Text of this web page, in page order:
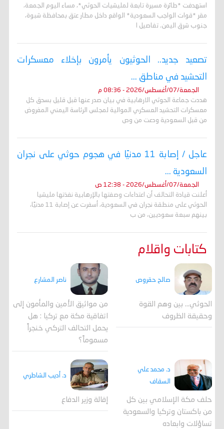
استهدفت *طائرة مسيرة تابعة لمليشيات الحوثي*، مساء اليوم الجمعة،
مقر *قوات الواجب السعودية* الواقع داخل مطار عتق بمحافظة شبوة،
جنوب شرق اليمن. تفاصيل ا
تصعيد جديد.. الحوثيون يأمرون بإخلاء معسكرات
التحشيد في مناطق ...
الجمعة/07/أغسطس/2026 - 08:36 م
هددت جماعة الحوثي الارهابية في بيان صدر عنها قبل قليل بسحق كل
معسكرات التحشيد العسكري الموالية لمجلس الرئاسة اليمني المفروض
من قبل السعودية ودعت من وص
عاجل / إصابة 11 مدنيًا في هجوم حوثي على نجران
السعودية ...
الجمعة/07/أغسطس/2026 - 12:38 ص
أعلنت قيادة التحالف أن اعتداءات وصفتها بالإرهابية نفذتها مليشيا
الحوثي على منطقة نجران في السعودية، أسفرت عن إصابة 11 مدنيًا،
بينهم سبعة سعوديين، من ب
كتابات واقلام
صالح حقروص
الحوثي... بين وهم القوة
وحقيقة الظروف
ناصر المشارع
من مواثيق الأمين والمأمون إلى
اتفاقية مكة مع تركيا : هل
يحمل التحالف التركي خنجراً
مسموماً؟
د. محمد علي
السقاف
حلف مكة الإسلامي بين كل
من باكستان وتركيا والسعودية
تساؤلات وابعاده
د. أديب الشاطري
إقالة وزير الدفاع